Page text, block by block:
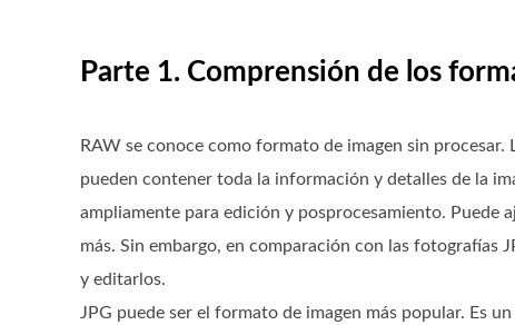
Parte 1. Comprensión de los
RAW se conoce como formato de imagen sin
pueden contener toda la información y detalles de la
ampliamente para edición y posprocesamiento. Puede
más. Sin embargo, en comparación con las fotografías
y editarlos.
JPG puede ser el formato de imagen más popular. Es